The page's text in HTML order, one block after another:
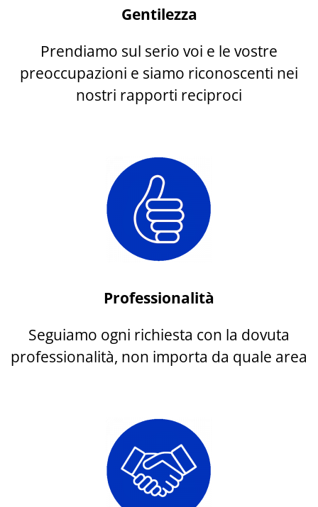
Gentilezza
Prendiamo sul serio voi e le vostre
preoccupazioni e siamo riconoscenti nei
nostri rapporti reciproci
Professionalità
Seguiamo ogni richiesta con la dovuta
professionalità, non importa da quale area